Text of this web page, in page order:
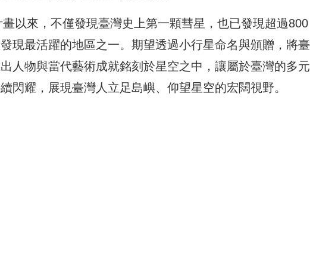
以來，不僅發現臺灣史上第一顆彗星，也已發現超過800
現最活躍的地區之一。期望透過小行星命名與頒贈，將臺
人物與當代藝術成就銘刻於星空之中，讓屬於臺灣的多元
閃耀，展現臺灣人立足島嶼、仰望星空的宏闊視野。